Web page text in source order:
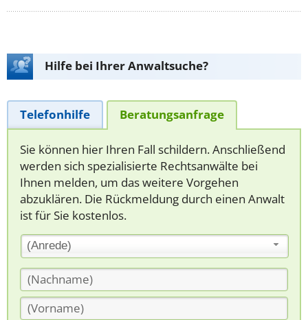
Hilfe bei Ihrer Anwaltsuche?
Telefonhilfe Beratungsanfrage
Sie können hier Ihren Fall schildern. Anschließend
werden sich spezialisierte Rechtsanwälte bei
Ihnen melden, um das weitere Vorgehen
abzuklären. Die Rückmeldung durch einen Anwalt
ist für Sie kostenlos.
(Anrede)